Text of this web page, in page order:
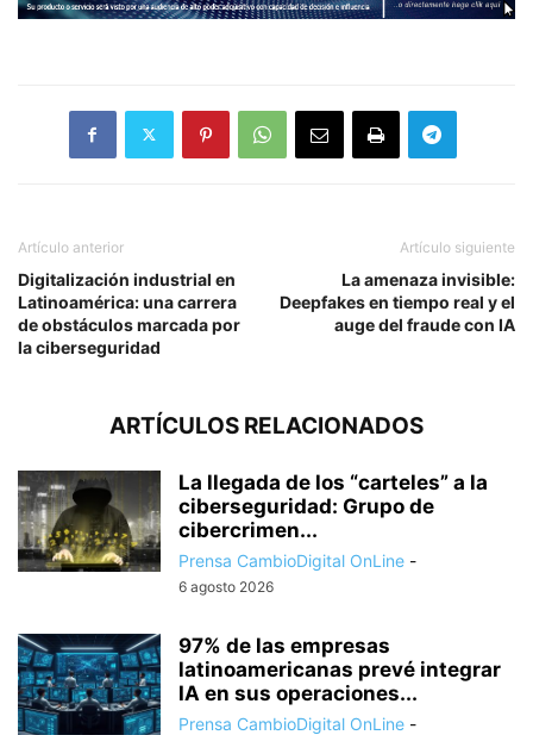
Artículo anterior
Digitalización industrial en
Latinoamérica: una carrera
de obstáculos marcada por
la ciberseguridad
Artículo siguiente
La amenaza invisible:
Deepfakes en tiempo real y el
auge del fraude con IA
ARTÍCULOS RELACIONADOS
La llegada de los “carteles” a la
ciberseguridad: Grupo de
cibercrimen...
Prensa CambioDigital OnLine -
6 agosto 2026
97% de las empresas
latinoamericanas prevé integrar
IA en sus operaciones...
Prensa CambioDigital OnLine -